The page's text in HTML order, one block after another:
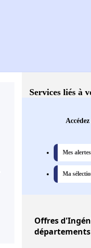
Services liés à
Mes
Ma
Offres